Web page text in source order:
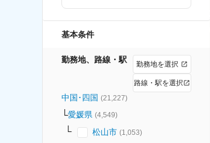
基本条件
勤務地、路線・駅 勤務地を選択
路線・駅を選択
中国･四国 (21,227)
愛媛県 (4,549)
松山市 (1,053)